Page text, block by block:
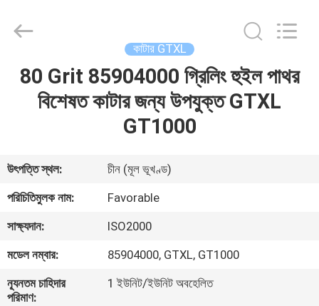
বাড়ি
আমাদের
সম্পর্কে
কারখানা
ভ্রমণ
EQUIPMENT
CO.,LTD.
কাটার GTXL
80 Grit 85904000 গ্রিলিং হুইল পাথর
বিশেষত কাটার জন্য উপযুক্ত GTXL
GT1000
উৎপত্তি স্থল:
চীন (মূল ভূখণ্ড)
পরিচিতিমুলক নাম:
Favorable
সাক্ষ্যদান:
ISO2000
মডেল নম্বার:
85904000, GTXL, GT1000
ন্যূনতম চাহিদার
পরিমাণ:
1 ইউনিট/ইউনিট অবহেলিত